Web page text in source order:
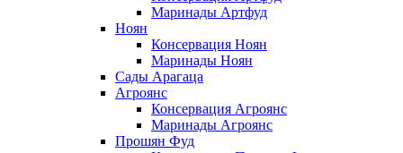
Маринады Артфуд
Ноян
Консервация Ноян
Маринады Ноян
Сады Арагаца
Агроянс
Консервация Агроянс
Маринады Агроянс
Прошян Фуд